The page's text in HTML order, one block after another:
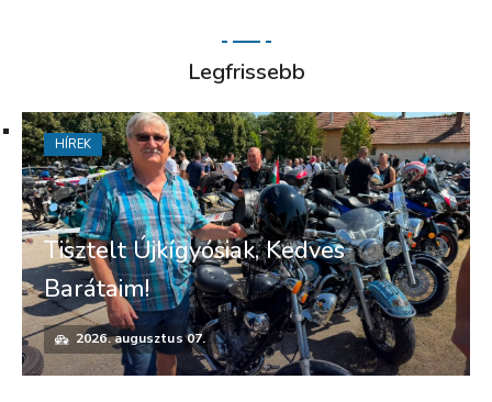
Legfrissebb
Tisztelt Újkígyósiak, Kedves
Barátaim!
2026. augusztus 07.
HÍREK